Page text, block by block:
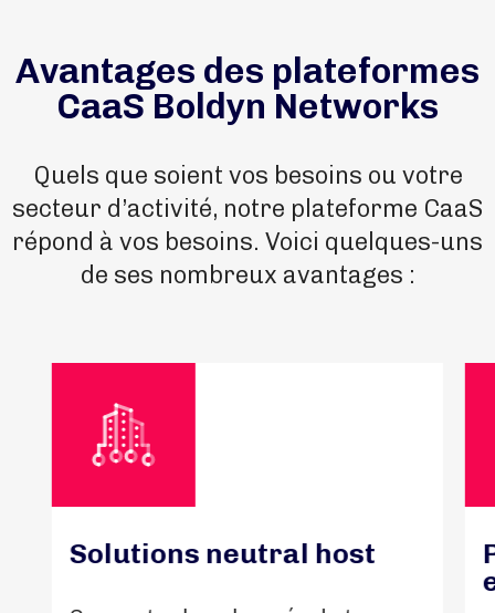
Avantages des plateformes
CaaS Boldyn Networks
Quels que soient vos besoins ou votre
secteur d’activité, notre plateforme CaaS
répond à vos besoins. Voici quelques-uns
de ses nombreux avantages :
Solutions neutral host